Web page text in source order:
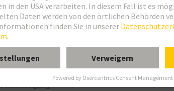
Kabeleingang